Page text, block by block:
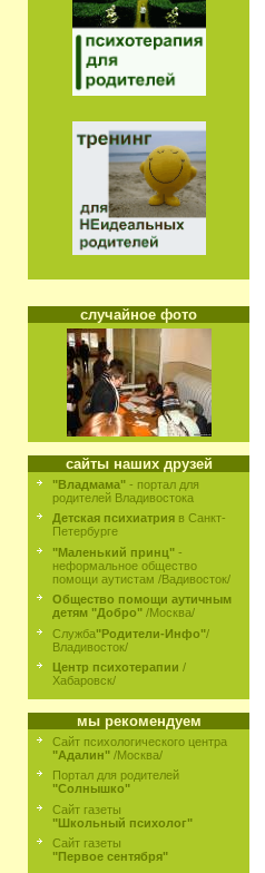
случайное фото
сайты наших друзей
"Владмама" - портал для
родителей Владивостока
Детская психиатрия в Санкт-
Петербурге
"Маленький принц" -
неформальное общество
помощи аутистам /Вадивосток/
Общество помощи аутичным
детям "Добро" /Москва/
Служба"Родители-Инфо"/
Владивосток/
Центр психотерапии /
Хабаровск/
мы рекомендуем
Сайт психологического центра
"Адалин" /Москва/
Портал для родителей
"Солнышко"
Сайт газеты
"Школьный психолог"
Сайт газеты
"Первое сентября"